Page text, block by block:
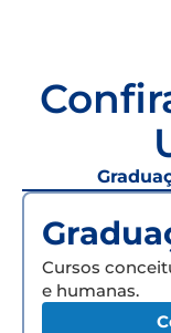
Cursos
e humanas.